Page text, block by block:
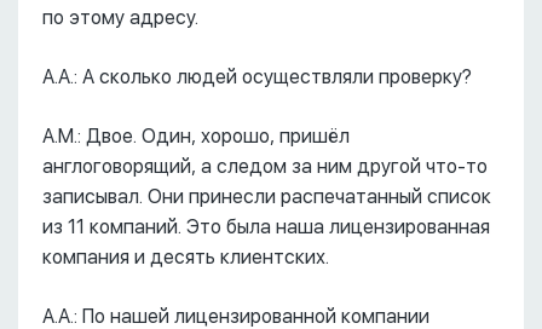
по этому адресу.
А.А.: А сколько людей осуществляли проверку?
А.М.: Двое. Один, хорошо, пришёл
англоговорящий, а следом за ним другой что-то
записывал. Они принесли распечатанный список
из 11 компаний. Это была наша лицензированная
компания и десять клиентских.
А.А.: По нашей лицензированной компании